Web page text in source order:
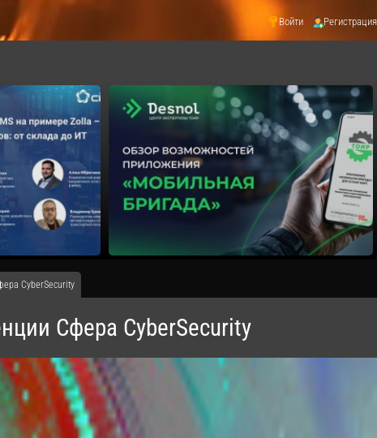
Войти Регистрация
CyberSecurity
Cфера CyberSecurity